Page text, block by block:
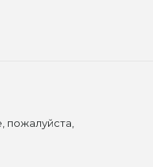
пожалуйста,